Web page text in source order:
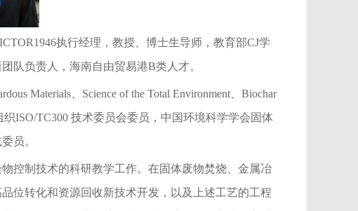
执行经理，教授、博士生导师，教育部CJ学
队负责人，海南自由贸易港B类人才。
Materials、Science of the Total Environment、Biochar
ISO/TC300 技术委员会委员，中国环境科学学会固体
员。
控制技术的科研教学工作。在固体废物焚烧、金属冶
位转化和资源回收新技术开发，以及上述工艺的工程